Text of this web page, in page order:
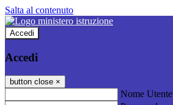
Salta al contenuto
Accedi
Accedi
button close ×
Nome Utente